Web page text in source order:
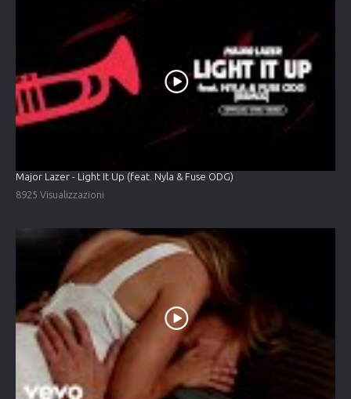
Major Lazer - Light It Up (feat. Nyla & Fuse ODG)
8925 Visualizzazioni